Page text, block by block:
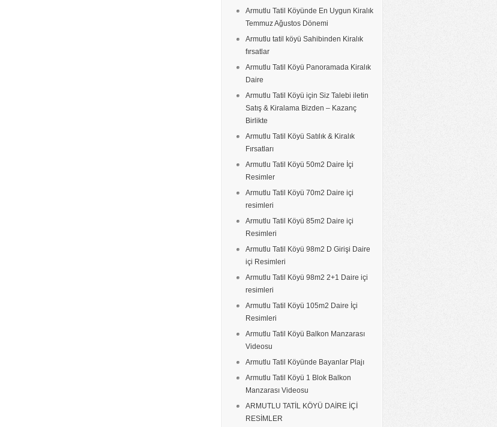
Armutlu Tatil Köyünde En Uygun Kiralık
Temmuz Ağustos Dönemi
Armutlu tatil köyü Sahibinden Kiralık
fırsatlar
Armutlu Tatil Köyü Panoramada Kiralık
Daire
Armutlu Tatil Köyü için Siz Talebi iletin
Satış & Kiralama Bizden – Kazanç
Birlikte
Armutlu Tatil Köyü Satılık & Kiralık
Fırsatları
Armutlu Tatil Köyü 50m2 Daire İçi
Resimler
Armutlu Tatil Köyü 70m2 Daire içi
resimleri
Armutlu Tatil Köyü 85m2 Daire içi
Resimleri
Armutlu Tatil Köyü 98m2 D Girişi Daire
içi Resimleri
Armutlu Tatil Köyü 98m2 2+1 Daire içi
resimleri
Armutlu Tatil Köyü 105m2 Daire İçi
Resimleri
Armutlu Tatil Köyü Balkon Manzarası
Videosu
Armutlu Tatil Köyünde Bayanlar Plajı
Armutlu Tatil Köyü 1 Blok Balkon
Manzarası Videosu
ARMUTLU TATİL KÖYÜ DAİRE İÇİ
RESİMLER